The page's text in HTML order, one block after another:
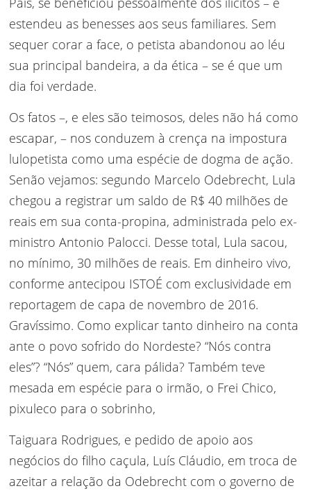
estendeu as benesses aos seus familiares. Sem
sequer corar a face, o petista abandonou ao léu
sua principal bandeira, a da ética – se é que um
dia foi verdade.
Os fatos –, e eles são teimosos, deles não há como
escapar, – nos conduzem à crença na impostura
lulopetista como uma espécie de dogma de ação.
Senão vejamos: segundo Marcelo Odebrecht, Lula
chegou a registrar um saldo de R$ 40 milhões de
reais em sua conta-propina, administrada pelo ex-
ministro Antonio Palocci. Desse total, Lula sacou,
no mínimo, 30 milhões de reais. Em dinheiro vivo,
conforme antecipou ISTOÉ com exclusividade em
reportagem de capa de novembro de 2016.
Gravíssimo. Como explicar tanto dinheiro na conta
ante o povo sofrido do Nordeste? “Nós contra
eles”? “Nós” quem, cara pálida? Também teve
mesada em espécie para o irmão, o Frei Chico,
pixuleco para o sobrinho,
Taiguara Rodrigues, e pedido de apoio aos
negócios do filho caçula, Luís Cláudio, em troca de
azeitar a relação da Odebrecht com o governo de